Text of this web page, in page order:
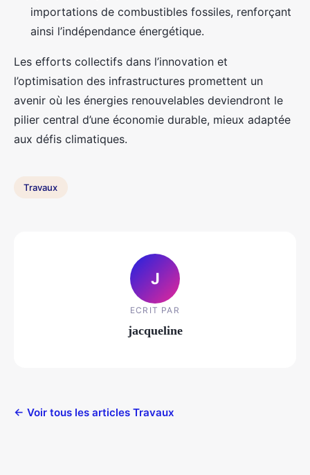
importations de combustibles fossiles, renforçant
ainsi l’indépendance énergétique.
Les efforts collectifs dans l’innovation et
l’optimisation des infrastructures promettent un
avenir où les énergies renouvelables deviendront le
pilier central d’une économie durable, mieux adaptée
aux défis climatiques.
Travaux
J
ECRIT PAR
jacqueline
← Voir tous les articles Travaux